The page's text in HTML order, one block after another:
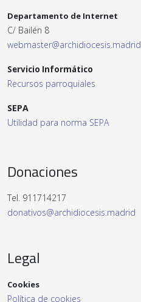
Departamento de Internet
C/ Bailén 8
webmaster@archidiocesis.madrid
Servicio Informático
Recursos parroquiales
SEPA
Utilidad para norma SEPA
Donaciones
Tel. 911714217
donativos@archidiocesis.madrid
Legal
Cookies
Política de cookies